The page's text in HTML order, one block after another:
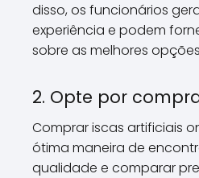
disso, os funcionários
experiência e podem
sobre as melhores
2. Opte por
Comprar iscas artificiais
ótima maneira de
qualidade e comparar